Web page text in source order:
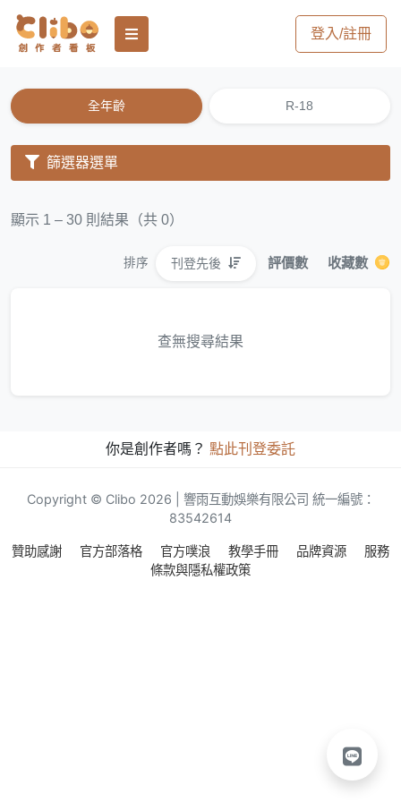
登入/註冊
全年齡 R-18
篩選器選單
顯示 1 – 30 則結果（共 0）
排序 刊登先後 評價數 收藏數
查無搜尋結果
你是創作者嗎？ 點此刊登委託
Copyright © Clibo 2026 | 響雨互動娛樂有限公司 統一編號：
83542614
贊助感謝 官方部落格 官方噗浪 教學手冊 品牌資源
服務
條款與隱私權政策